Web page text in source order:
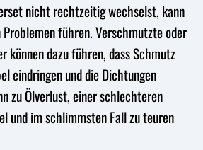
nicht rechtzeitig wechselst, kann
führen. Verschmutzte oder
können dazu führen, dass Schmutz
eindringen und die Dichtungen
zu Ölverlust, einer schlechteren
und im schlimmsten Fall zu teuren